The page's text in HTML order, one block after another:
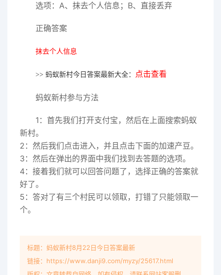
选项：A、抹去个人信息；B、直接丢弃
正确答案
抹去个人信息
>> 蚂蚁新村今日答案最新大全： 点击查看
蚂蚁新村参与方法
1：首先我们打开支付宝，然后在上面搜索蚂蚁
新村。
2：然后我们点击进入，并且点击下面的加速产豆。
3：然后在弹出的界面中我们找到去答题的选项。
4：接着我们就可以回答问题了，选择正确的答案就
好了。
5：答对了有三个村民可以领取，打错了只能领取一
个。
标题：蚂蚁新村8月22日今日答案最新
链接：https://www.danji9.com/myzy/25617.html